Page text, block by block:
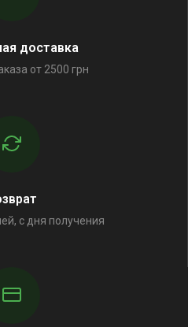
доставка
от 2500 грн
с дня получения